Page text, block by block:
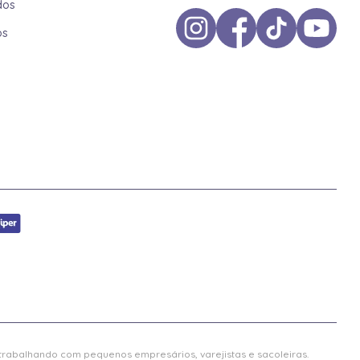
com pequenos empresários, varejistas e sacoleiras.